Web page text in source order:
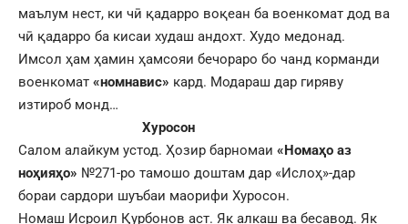
маълум нест, ки чӣ қадарро воқеан ба военкомат дод ва
чӣ қадарро ба кисаи худаш андохт. Худо медонад.
Имсол ҳам ҳамин ҳамсояи бечораро бо чанд корманди
военкомат «номнавис» кард. Модараш дар гиряву
изтироб монд…
Хуросон
Салом алайкум устод. Ҳозир барномаи «Номаҳо аз
ноҳияҳо» №271-ро тамошо доштам дар «Ислоҳ»-дар
бораи сардори шуъбаи маорифи Хуросон.
Номаш Исроил Қурбонов аст. Як алкаш ва бесавод. Як